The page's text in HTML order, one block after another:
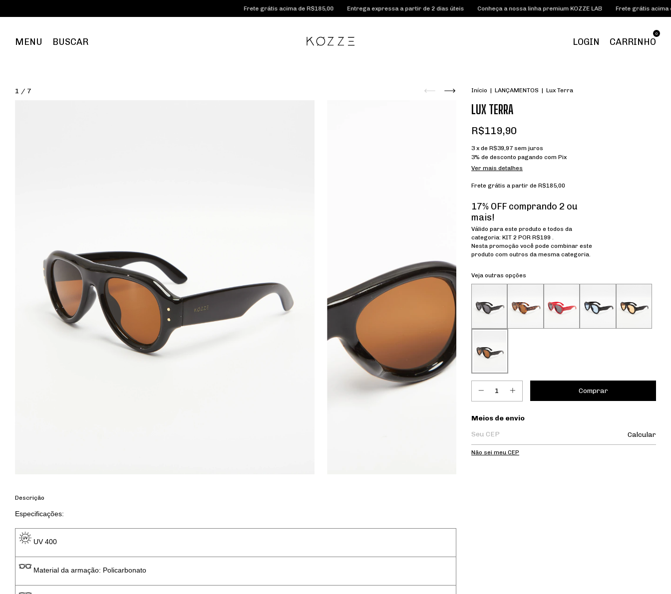
Frete grátis acima de R$185,00 Entrega expressa a partir de 2 dias úteis Conheça a nossa linha premium KOZZE LAB Frete grátis acima de R$185,00
MENU BUSCAR LOGIN CARRINHO
0
1 / 7 Início | LANÇAMENTOS | Lux Terra
LUX TERRA
R$119,90
3 x de R$39,97 sem juros
3% de desconto pagando com Pix
Ver mais detalhes
Frete grátis a partir de R$185,00
17% OFF comprando 2 ou
mais!
Válido para este produto e todos da
categoria: KIT 2 POR R$199 .
Nesta promoção você pode combinar este
produto com outros da mesma categoria.
Veja outras opções
Entregas para o CEP:
Meios de envio
Calcular
Não sei meu CEP
Descrição
Especificações:
UV 400
Material da armação: Policarbonato